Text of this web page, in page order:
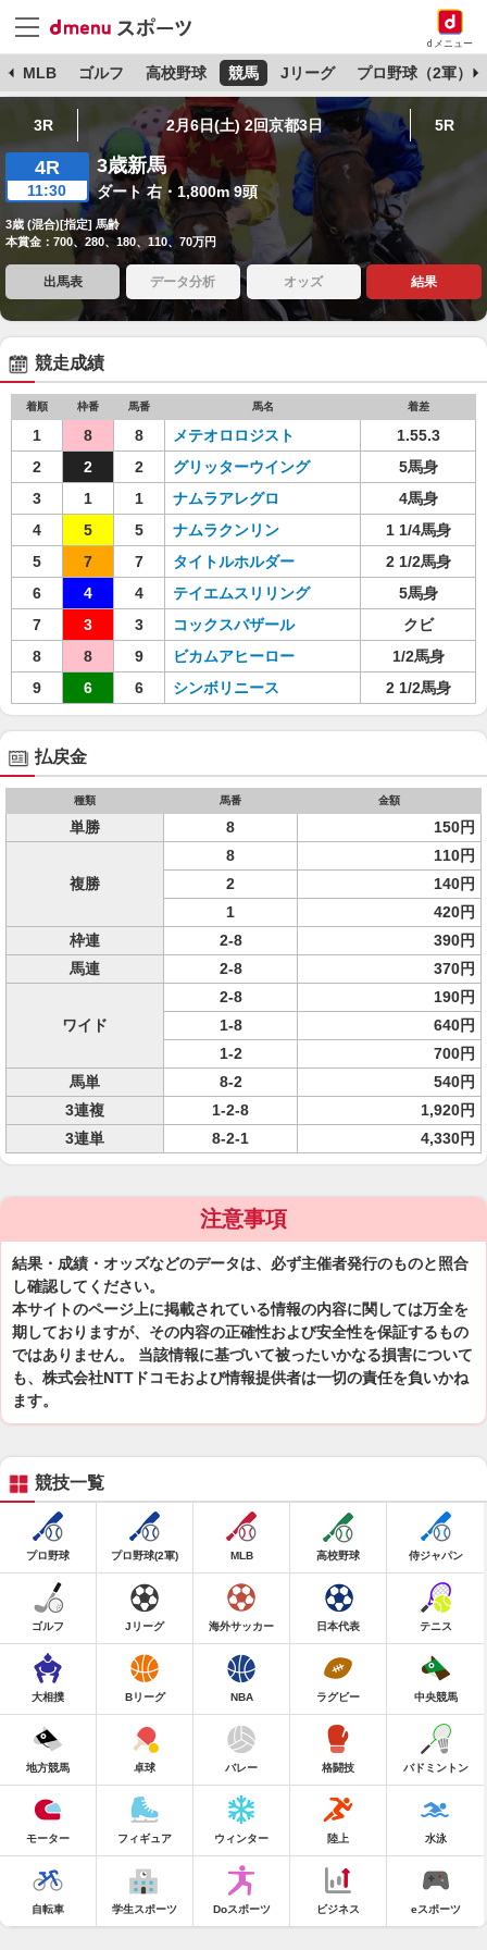
dメニュー
MLB ゴルフ 高校野球 競馬 Jリーグ プロ野球（2軍）
3R 2月6日(土) 2回京都3日 5R
4R
11:30
3歳新馬
ダート 右・1,800m 9頭
3歳 (混合)[指定] 馬齢
本賞金：700、280、180、110、70万円
出馬表 データ分析 オッズ 結果
競走成績
着順 枠番 馬番 馬名 着差
1 8 8 メテオロロジスト
1.55.3
2
2 2 グリッターウイング
5馬身
3
1 1 ナムラアレグロ
4馬身
4
5 5 ナムラクンリン
1 1/4馬身
5
7 7 タイトルホルダー
2 1/2馬身
6
4 4 テイエムスリリング
5馬身
7
3 3 コックスバザール
クビ
8
8 9 ビカムアヒーロー
1/2馬身
9
6 6 シンボリニース 2 1/2馬身
払戻金
種類 馬番 金額
単勝 8 150円
複勝
8
110円
2
140円
1
420円
枠連
2-8
390円
馬連
2-8 370円
ワイド
2-8
190円
1-8
640円
1-2
700円
馬単
8-2
540円
3連複
1-2-8
1,920円
3連単
8-2-1 4,330円
注意事項
結果・成績・オッズなどのデータは、必ず主催者発行のものと照合
し確認してください。
本サイトのページ上に掲載されている情報の内容に関しては万全を
期しておりますが、その内容の正確性および安全性を保証するもの
ではありません。 当該情報に基づいて被ったいかなる損害について
も、株式会社NTTドコモおよび情報提供者は一切の責任を負いかね
ます。
競技一覧
プロ野球 プロ野球(2軍) MLB 高校野球 侍ジャパン
ゴルフ Jリーグ 海外サッカー 日本代表 テニス
大相撲 Bリーグ NBA ラグビー 中央競馬
地方競馬 卓球 バレー 格闘技 バドミントン
モーター フィギュア ウィンター 陸上 水泳
自転車 学生スポーツ Doスポーツ ビジネス eスポーツ